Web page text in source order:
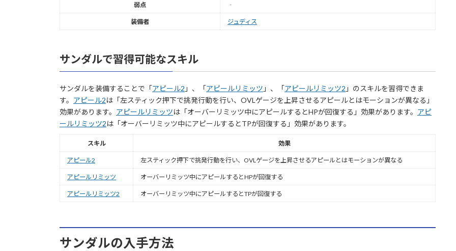
弱点 ‐
装備者 ジュディス
サンダルで習得可能なスキル
サンダルを装備することで「アピール2 」、「アピールリミッツ 」、「アピールリミッツ2 」のスキルを習得できま
す。 アピール2は「左スティック押下で挑発行動を行い、OVLゲージを上昇させるアピールとはモーションが異なる」
効果があります。 アピールリミッツは「オーバーリミッツ中にアピールするとHPが回復する」効果があります。 アピ
ールリミッツ2は「オーバーリミッツ中にアピールするとTPが回復する」効果があります。
スキル 効果
アピール2 左スティック押下で挑発行動を行い、OVLゲージを上昇させるアピールとはモーションが異なる
アピールリミッツ オーバーリミッツ中にアピールするとHPが回復する
アピールリミッツ2 オーバーリミッツ中にアピールするとTPが回復する
サンダルの入手方法